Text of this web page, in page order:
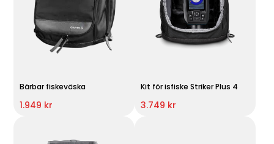
Bärbar fiskeväska
1.949 kr
Kit för isfiske Striker Plus 4
3.749 kr